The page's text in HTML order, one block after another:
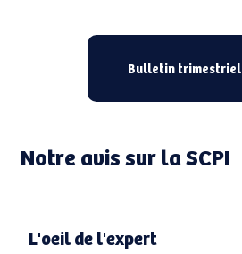
Bulletin trimestriel
Notre avis sur la SCPI
L'oeil de l'expert